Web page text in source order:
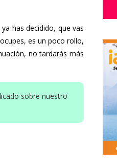
has decidido, que vas
es un poco rollo,
no tardarás más
sobre nuestro